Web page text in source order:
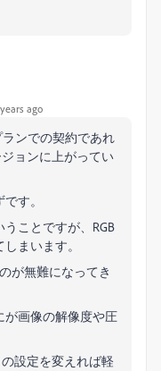
ago
ランでの契約であれ
ジョンに上がってい
す。
ことですが、RGB
まいます。
が無難になってき
が画像の解像度や圧
設定を変えれば軽